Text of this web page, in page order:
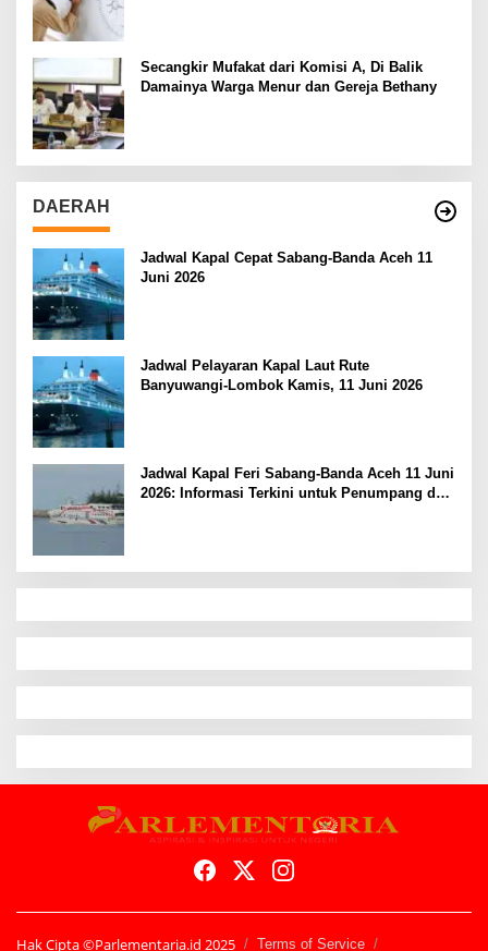
Secangkir Mufakat dari Komisi A, Di Balik
Damainya Warga Menur dan Gereja Bethany
DAERAH
Jadwal Kapal Cepat Sabang-Banda Aceh 11
Juni 2026
Jadwal Pelayaran Kapal Laut Rute
Banyuwangi-Lombok Kamis, 11 Juni 2026
Jadwal Kapal Feri Sabang-Banda Aceh 11 Juni
2026: Informasi Terkini untuk Penumpang dan
Hak Cipta ©Parlementaria.id 2025 Terms of Service